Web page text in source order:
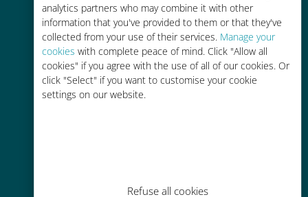
analytics partners who may combine it with other
information that you've provided to them or that they've
collected from your use of their services. Manage your
cookies with complete peace of mind. Click "Allow all
cookies" if you agree with the use of all of our cookies. Or
click "Select" if you want to customise your cookie
settings on our website.
Refuse all cookies
Fácil recarga
Em qualquer lugar por meio do